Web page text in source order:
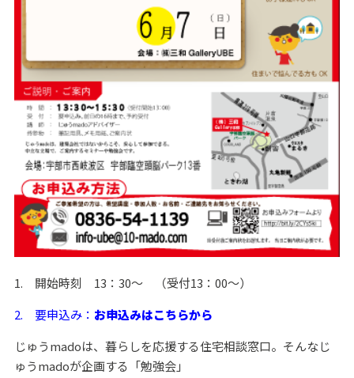
1. 開始時刻 13：30～ （受付13：00～）
2. 要申込み： お申込みはこちらから
じゅうmadoは、暮らしを応援する住宅相談窓口。そんなじ
ゅうmadoが企画する「勉強会」